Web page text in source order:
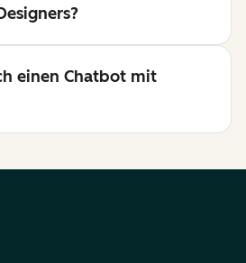
einen Chatbot mit